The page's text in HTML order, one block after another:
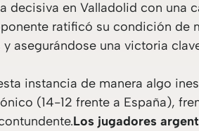
decisiva en Valladolid con una
ratificó su condición
asegurándose una victoria
instancia de manera algo
(14-12 frente a España),
Los jugadores